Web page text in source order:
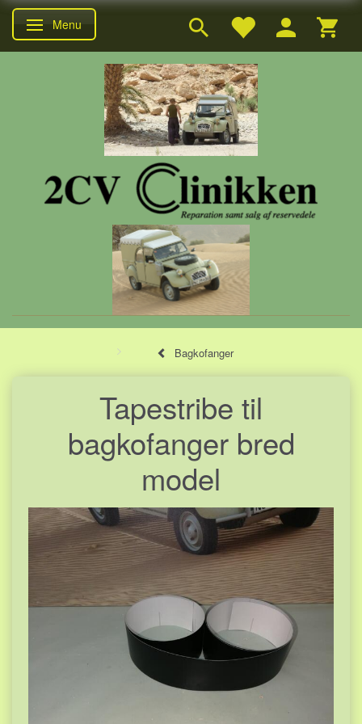
Skifte navigation
Menu
Bagkofanger
Tapestribe til
bagkofanger bred
model